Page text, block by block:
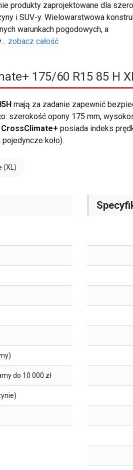
produkty zaprojektowane dla
i SUV-y. Wielowarstwowa
warunkach pogodowych, a
... zobacz całość
175/60 R15 85 H
mają za zadanie zapewnić
szerokość opony 175 mm,
posiada indeks
koło).
(XL)
do 10 000 zł